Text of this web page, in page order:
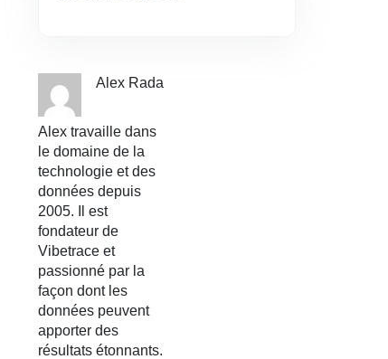
Alex Rada
Alex travaille dans
le domaine de la
technologie et des
données depuis
2005. Il est
fondateur de
Vibetrace et
passionné par la
façon dont les
données peuvent
apporter des
résultats étonnants.